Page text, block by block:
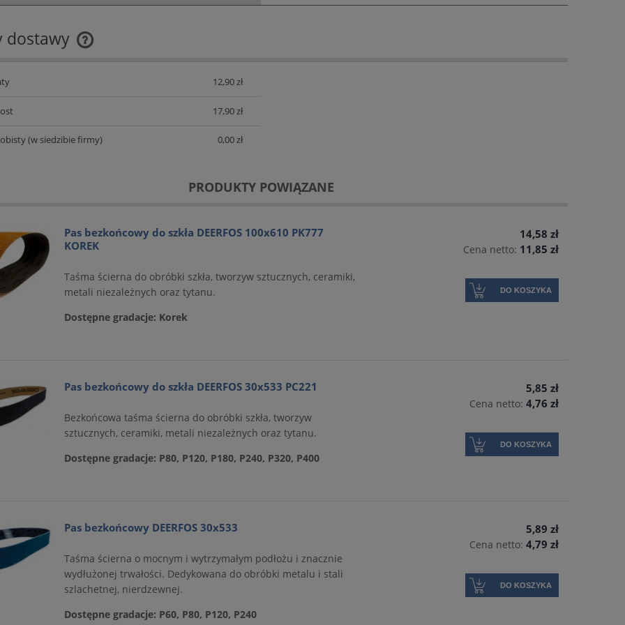
dostawy
12,90 zł
17,90 zł
(w siedzibie firmy) 0,00 zł
PRODUKTY POWIĄZANE
Pas bezkońcowy do szkła DEERFOS 100x610 PK777
KOREK
Taśma ścierna do obróbki szkła, tworzyw sztucznych, ceramiki,
metali niezależnych oraz tytanu.
Dostępne gradacje: Korek
14,58 zł
Cena netto: 11,85 zł
DO KOSZYKA
Pas bezkońcowy do szkła DEERFOS 30x533 PC221
Bezkońcowa taśma ścierna do obróbki szkła, tworzyw
sztucznych, ceramiki, metali niezależnych oraz tytanu.
Dostępne gradacje: P80, P120, P180, P240, P320, P400
5,85 zł
Cena netto: 4,76 zł
DO KOSZYKA
Pas bezkońcowy DEERFOS 30x533
Taśma ścierna o mocnym i wytrzymałym podłożu i znacznie
wydłużonej trwałości. Dedykowana do obróbki metalu i stali
szlachetnej, nierdzewnej.
Dostępne gradacje: P60, P80, P120, P240
5,89 zł
Cena netto: 4,79 zł
DO KOSZYKA